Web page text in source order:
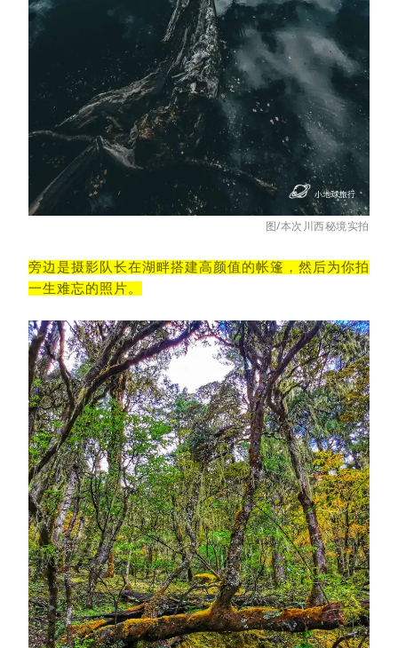
图/本次川西秘境实拍
旁边是摄影队长在湖畔搭建高颜值的帐篷，然后为你拍
一生难忘的照片。